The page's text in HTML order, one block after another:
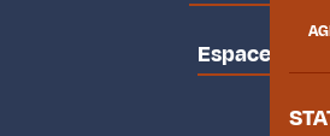
Espace presse